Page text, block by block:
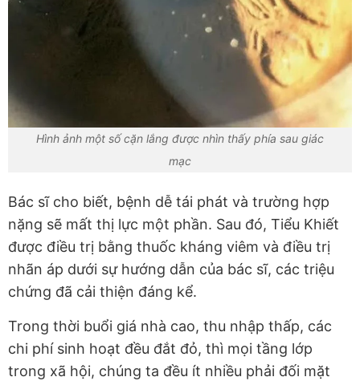
Hình ảnh một số cặn lắng được nhìn thấy phía sau giác
mạc
Bác sĩ cho biết, bệnh dễ tái phát và trường hợp
nặng sẽ mất thị lực một phần. Sau đó, Tiểu Khiết
được điều trị bằng thuốc kháng viêm và điều trị
nhãn áp dưới sự hướng dẫn của bác sĩ, các triệu
chứng đã cải thiện đáng kể.
Trong thời buổi giá nhà cao, thu nhập thấp, các
chi phí sinh hoạt đều đắt đỏ, thì mọi tầng lớp
trong xã hội, chúng ta đều ít nhiều phải đối mặt